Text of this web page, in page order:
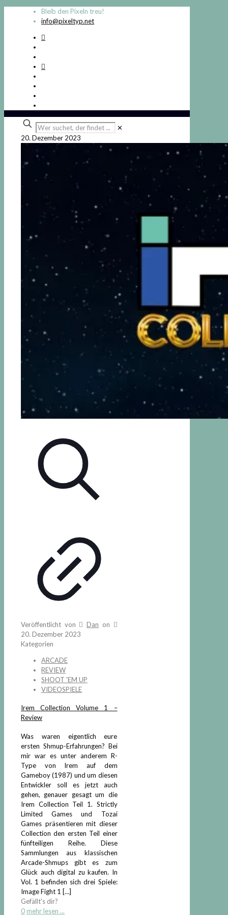
Bleib den Pixeln treu!
info@pixeltyp.net
Wer
suchet,
der
findet
...
✕
20. Dezember 2023
Veröffentlicht von Dan on
20. Dezember 2023
Kategorien
ARCADE
REVIEW
SHOOT 'EM UP
VIDEOSPIELE
Irem Collection Volume 1 –
Review
Was waren eigentlich eure
ersten Shmup-Erfahrungen? Bei
mir war es unter anderem R-
Type von Irem auf dem
Gameboy (1987) und um diesen
Entwickler soll es jetzt auch
gehen, genauer gesagt um die
Irem Collection Teil 1. Strictly
Limited Games und Tozai
Games präsentieren mit dieser
Collection den ersten Teil einer
fünfteiligen Reihe. Diese
Sammlungen aus klassischen
Arcade-Shmups gibt es zum
Glück auch digital zu kaufen. In
Vol. 1 befinden sich drei Spiele:
Image Fight 1 […]
Gefällt's dir?
0 mehr lesen ...